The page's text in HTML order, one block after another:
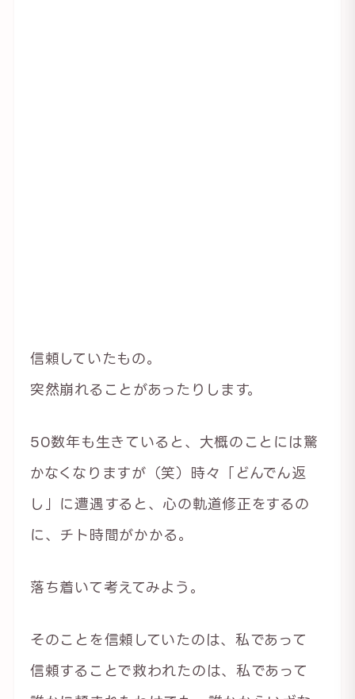
信頼していたもの。
突然崩れることがあったりします。
50数年も生きていると、大概のことには驚
かなくなりますが（笑）時々「どんでん返
し」に遭遇すると、心の軌道修正をするの
に、チト時間がかかる。
落ち着いて考えてみよう。
そのことを信頼していたのは、私であって
信頼することで救われたのは、私であって